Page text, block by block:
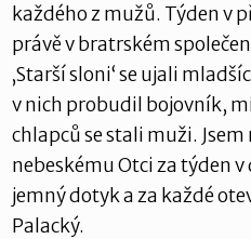
každého z mužů. Týden v
právě v bratrském
‚Starší sloni‘ se ujali
v nich probudil bojovník,
chlapců se stali muži.
nebeskému Otci za týden
jemný dotyk a za každé
Palacký.